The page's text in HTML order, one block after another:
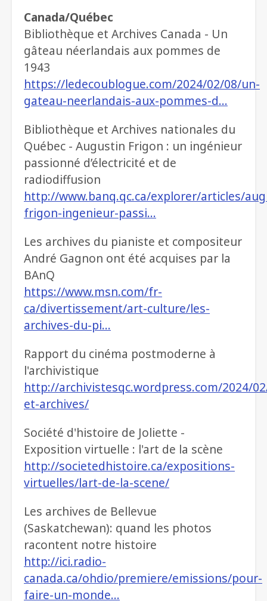
Canada/Québec
Bibliothèque et Archives Canada - Un
gâteau néerlandais aux pommes de
1943
https://ledecoublogue.com/2024/02/08/un-
gateau-neerlandais-aux-pommes-d…
Bibliothèque et Archives nationales du
Québec - Augustin Frigon : un ingénieur
passionné d’électricité et de
radiodiffusion
http://www.banq.qc.ca/explorer/articles/
frigon-ingenieur-passi…
Les archives du pianiste et compositeur
André Gagnon ont été acquises par la
BAnQ
https://www.msn.com/fr-
ca/divertissement/art-culture/les-
archives-du-pi…
Rapport du cinéma postmoderne à
l'archivistique
http://archivistesqc.wordpress.com/2024/
et-archives/
Société d'histoire de Joliette -
Exposition virtuelle : l'art de la scène
http://societedhistoire.ca/expositions-
virtuelles/lart-de-la-scene/
Les archives de Bellevue
(Saskatchewan): quand les photos
racontent notre histoire
http://ici.radio-
canada.ca/ohdio/premiere/emissions/pour-
faire-un-monde…